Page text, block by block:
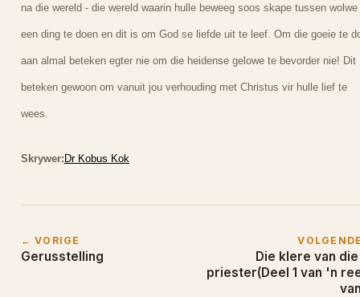
na die wereld - die wereld waarin hulle beweeg soos skape tussen wolwe
een ding te doen en dit is om God se liefde uit te leef. Om die goeie te
aan almal beteken egter nie om die heidense gelowe te bevorder nie! Dit
beteken gewoon om vanuit jou verhouding met Christus vir hulle lief te
wees.
Skrywer: Dr Kobus Kok
← VORIGE
Gerusstelling
Die klere van
priester(Deel 1 van 'n